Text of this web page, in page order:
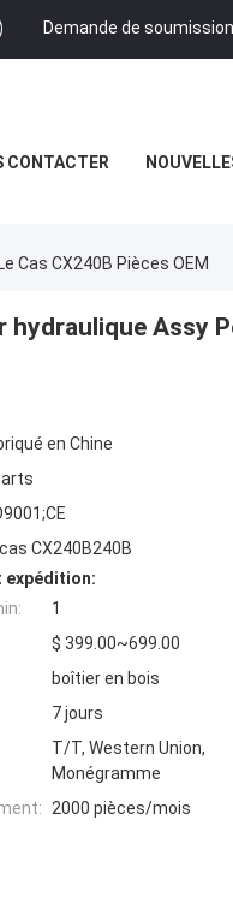
Demande de soumission
CONTACTER
Cas CX240B Pièces OEM
hydraulique Assy
en Chine
CX240B240B
expédition:
1
$ 399.00~699.00
boîtier en bois
7 jours
T/T, Western Union,
Monégramme
2000 pièces/mois